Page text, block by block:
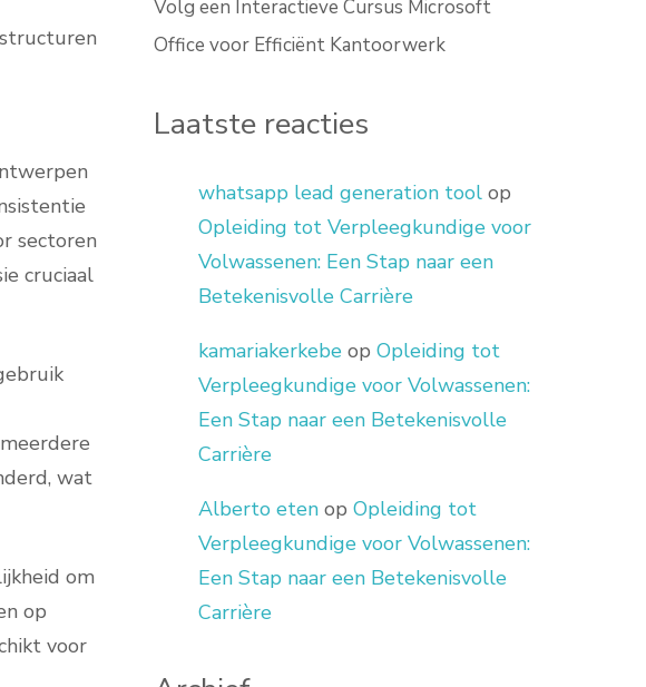
sectoren
cruciaal
wat
om
op
voor
Volg een Interactieve Cursus Microsoft
Office voor Efficiënt Kantoorwerk
Laatste reacties
whatsapp lead generation tool op
Opleiding tot Verpleegkundige voor
Volwassenen: Een Stap naar een
Betekenisvolle Carrière
kamariakerkebe opOpleiding tot
Verpleegkundige voor Volwassenen:
Een Stap naar een Betekenisvolle
Carrière
Alberto eten opOpleiding tot
Verpleegkundige voor Volwassenen:
Een Stap naar een Betekenisvolle
Carrière